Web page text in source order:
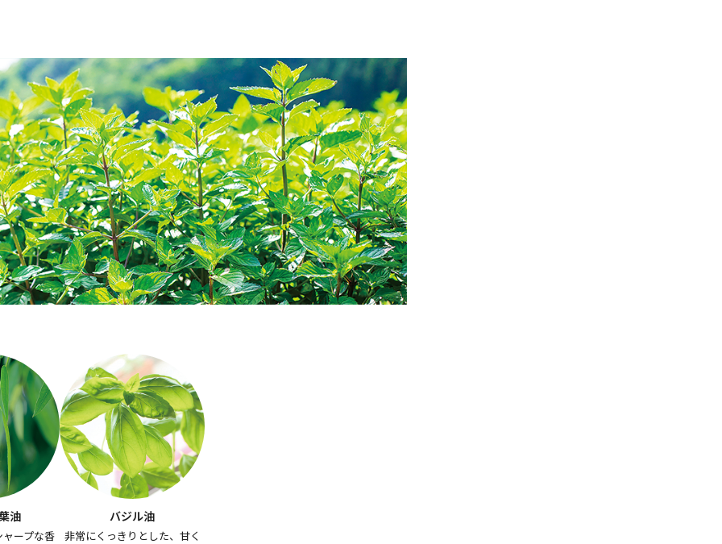
油
ープな香
バジル油
非常にくっきりとした、甘く